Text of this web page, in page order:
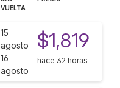
VUELTA
15
agosto
16
agosto
$1,819
hace 32 horas